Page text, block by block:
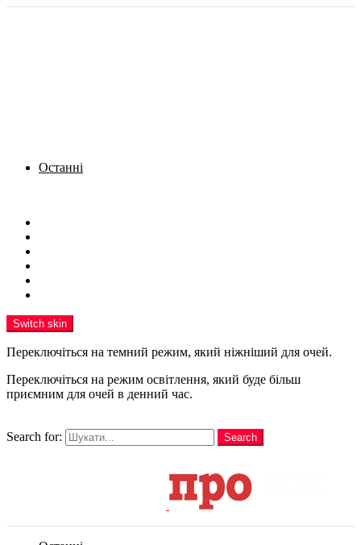
Останні
Switch skin
Переключіться на темний режим, який ніжніший для очей.
Переключіться на режим освітлення, який буде більш
приємним для очей в денний час.
Search for:
Search